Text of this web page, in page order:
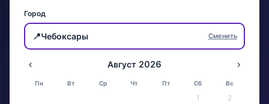
Город
📍Чебоксары Сменить
‹ Август 2026 ›
Пн Вт Ср Чт Пт Сб Вс
1
2